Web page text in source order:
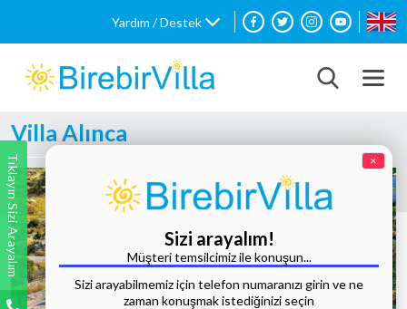
Yardım / Destek
Villa Alınca
Tıklayın Sizi Arayalım ×
Sizi arayalım!
Müşteri temsilcimiz ile konuşun...
Sizi arayabilmemiz için telefon numaranızı girin ve ne
zaman konuşmak istediğinizi seçin